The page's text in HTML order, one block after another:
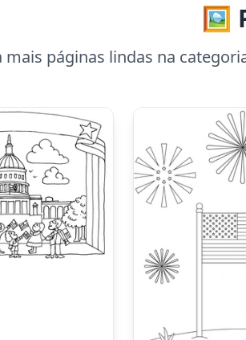
🖼️
mais páginas lindas na